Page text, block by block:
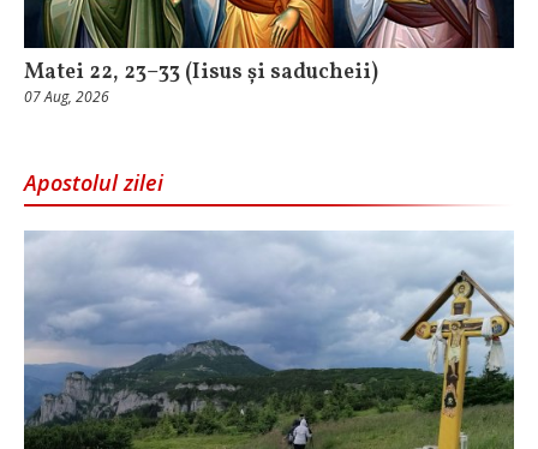
Matei 22, 23–33 (Iisus și saducheii)
07 Aug, 2026
Apostolul zilei